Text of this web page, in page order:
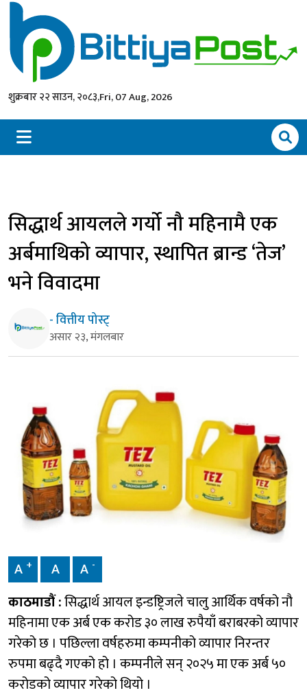
शुक्रबार २२ साउन, २०८३,Fri, 07 Aug, 2026
सिद्धार्थ आयलले गर्यो नौ महिनामै एक
अर्बमाथिको व्यापार, स्थापित ब्रान्ड ‘तेज’
भने विवादमा
- वित्तीय पोस्ट्
असार २३, मंगलबार
A + A A -
काठमाडौं :सिद्धार्थ आयल इन्डष्ट्रिजले चालु आर्थिक वर्षको नौ
महिनामा एक अर्ब एक करोड ३० लाख रुपैयाँ बराबरको व्यापार
गरेको छ । पछिल्ला वर्षहरुमा कम्पनीको व्यापार निरन्तर
रुपमा बढ्दै गएको हो । कम्पनीले सन् २०२५ मा एक अर्ब ५०
करोडको व्यापार गरेको थियो ।